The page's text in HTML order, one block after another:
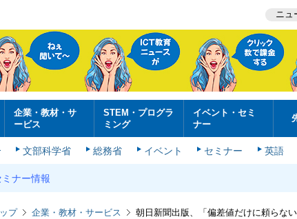
ニュ
企業・教材・サ
ービス
STEM・プログラ
ミング
イベント・セミ
ナー
文部科学省 総務省 イベント セミナー 英語
ナー情報
プ 企業・教材・サービス 朝日新聞出版、「偏差値だけに頼らな